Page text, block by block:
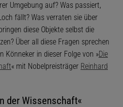
Umgebung auf? Was passiert,
fällt? Was verraten sie über
diese Objekte selbst die
Über all diese Fragen sprechen
Könneker in dieser Folge von »Die
« mit Nobelpreisträger Reinhard
der Wissenschaft«